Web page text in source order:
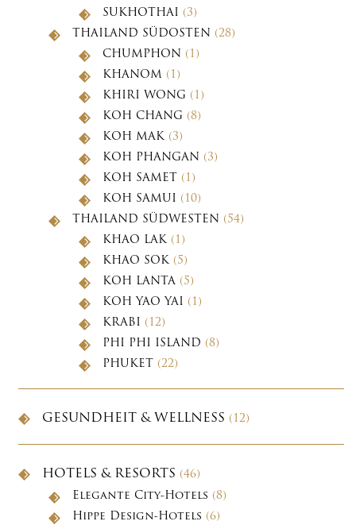
SUKHOTHAI (3)
THAILAND SÜDOSTEN (28)
CHUMPHON (1)
KHANOM (1)
KHIRI WONG (1)
KOH CHANG (8)
KOH MAK(3)
KOH PHANGAN (3)
KOH SAMET (1)
KOH SAMUI (10)
THAILAND SÜDWESTEN (54)
KHAO LAK(1)
KHAO SOK(5)
KOH LANTA (5)
KOH YAO YAI (1)
KRABI (12)
PHI PHI ISLAND (8)
PHUKET (22)
GESUNDHEIT & WELLNESS (12)
HOTELS & RESORTS (46)
Elegante City-Hotels (8)
Hippe Design-Hotels (6)